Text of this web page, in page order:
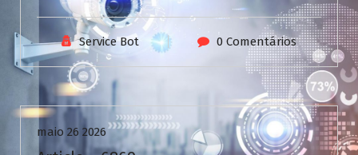
Service Bot 0 Comentários
Uncategorized
maio 26 2026